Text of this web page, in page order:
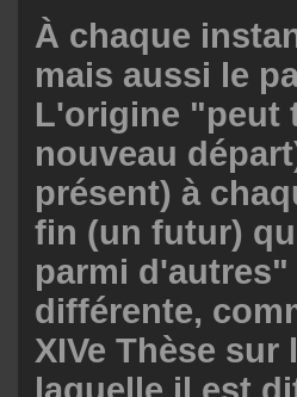
À chaque
mais aussi le
L'origine "peut
nouveau
présent) à
fin (un futur)
parmi d'autres"
différente,
XIVe Thèse